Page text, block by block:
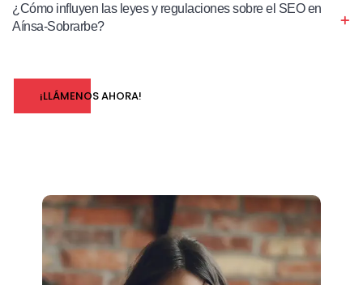
¿Cómo influyen las leyes y regulaciones sobre el SEO en
Aínsa-Sobrarbe?
¡LLÁMENOS AHORA!